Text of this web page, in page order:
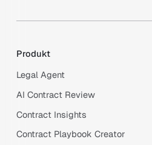
Produkt
Legal Agent
AI Contract Review
Contract Insights
Contract Playbook Creator